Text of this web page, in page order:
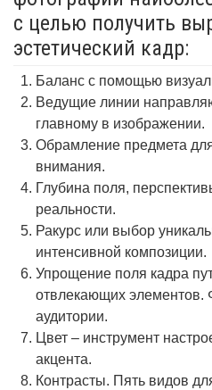
с целью получить
эстетический кадр:
Баланс с помощью
Ведущие линии
главному в изображении.
Обрамление предмета
внимания.
Глубина поля,
реальности.
Ракурс или выбор
интенсивной композиции.
Упрощение поля кадра
отвлекающих элементов.
аудитории.
Цвет – инструмент
акцента.
Контрасты. Пять видов